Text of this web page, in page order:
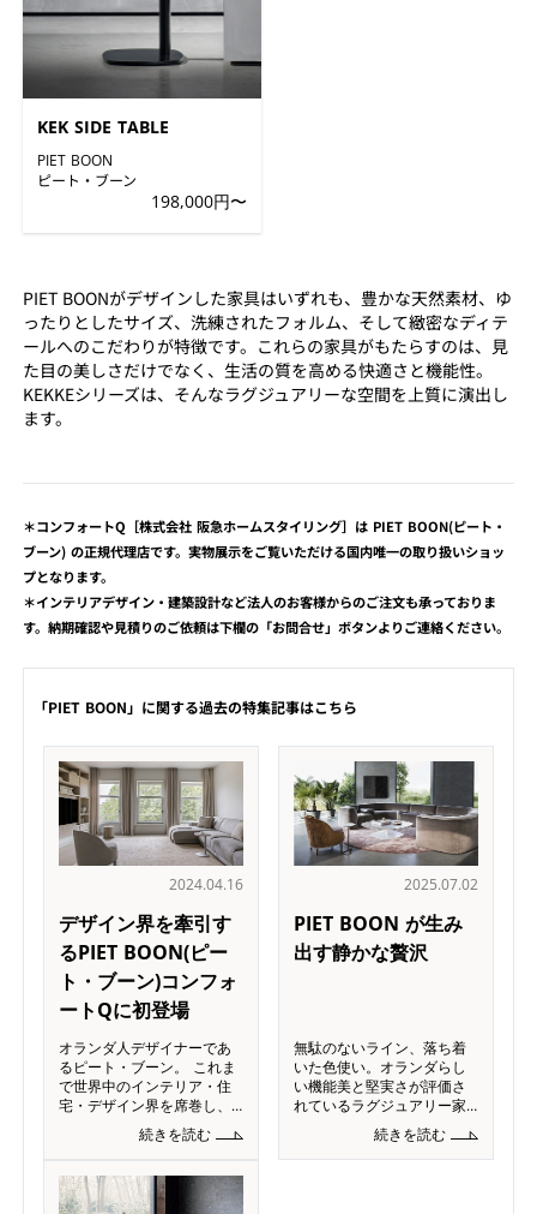
KEK SIDE TABLE
PIET BOON
ピート・ブーン
198,000円〜
PIET BOONがデザインした家具はいずれも、豊かな天然素材、ゆ
ったりとしたサイズ、洗練されたフォルム、そして緻密なディテ
ールへのこだわりが特徴です。これらの家具がもたらすのは、見
た目の美しさだけでなく、生活の質を高める快適さと機能性。
KEKKEシリーズは、そんなラグジュアリーな空間を上質に演出し
ます。
＊コンフォートQ［株式会社 阪急ホームスタイリング］は PIET BOON(ピート・
ブーン) の正規代理店です。実物展示をご覧いただける国内唯一の取り扱いショッ
プとなります。
＊インテリアデザイン・建築設計など法人のお客様からのご注文も承っておりま
す。納期確認や見積りのご依頼は下欄の「お問合せ」ボタンよりご連絡ください。
「PIET BOON」に関する過去の特集記事はこちら
2024.04.16
デザイン界を牽引す
るPIET BOON(ピー
ト・ブーン)コンフォ
ートQに初登場
オランダ人デザイナーであ
るピート・ブーン。 これま
で世界中のインテリア・住
宅・デザイン界を席巻し、
PIET BOON STUDIOは2023
年に40周年を迎えました。
全てのクライアントのため
に、機能性・審美性
続きを読む
2025.07.02
PIET BOON が生み
出す静かな贅沢
無駄のないライン、落ち着
いた色使い。オランダらし
い機能美と堅実さが評価さ
れているラグジュアリー家
具ブランド PIET BOON(ピ
ート・ブーン) は、世界中の
高級住宅、ホテル、レスト
続きを読む